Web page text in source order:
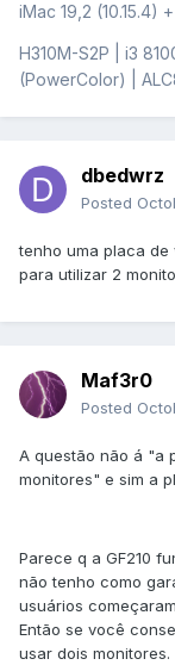
iMac 19,2 (10.15.4)
H310M-S2P | i3
(PowerColor) |
dbedwrz
Posted
tenho uma placa de
para utilizar 2
Maf3r0
Posted
A questão não á "a
monitores" e sim a
Parece q a GF210
não tenho como
usuários
Então se você
usar dois monitores.